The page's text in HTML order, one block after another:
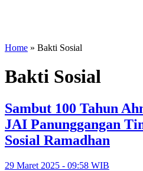
Home » Bakti Sosial
Bakti Sosial
Sambut 100 Tahun
JAI Panunggangan
Sosial Ramadhan
29 Maret 2025 - 09:58 WIB